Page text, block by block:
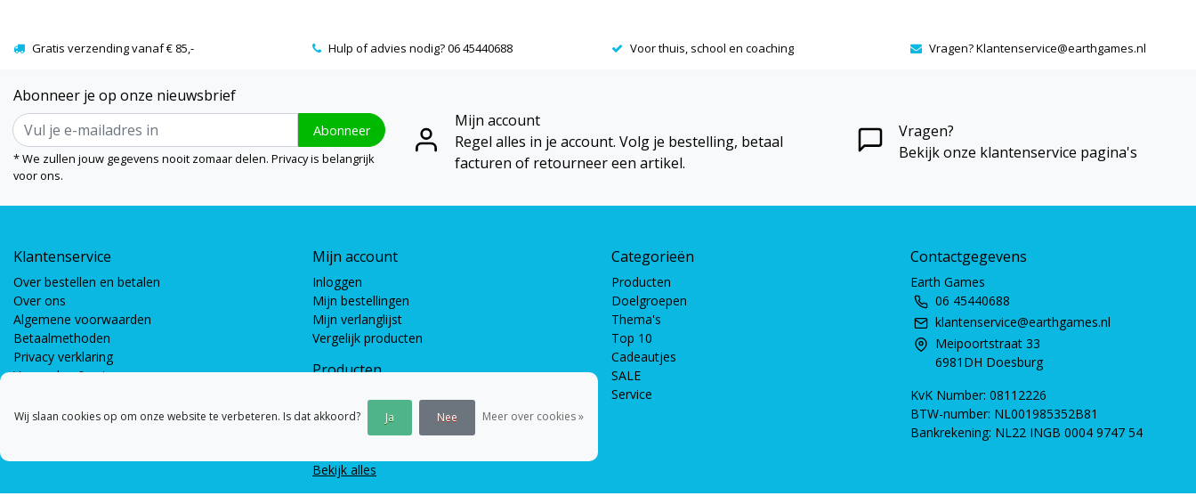
Gratis verzending vanaf € 85,- Hulp of advies nodig? 06 45440688 Voor thuis, school en coaching Vragen?Klantenservice@earthgames.nl
Abonneer je op onze nieuwsbrief
Abonneer
* We zullen jouw gegevens nooit zomaar delen. Privacy is belangrijk
voor ons.
Mijn account
Regel alles in je account. Volg je bestelling, betaal
facturen of retourneer een artikel.
Vragen?
Bekijk onze klantenservice pagina's
Klantenservice
Over bestellen en betalen
Over ons
Algemene voorwaarden
Betaalmethoden
Privacy verklaring
Verzenden & retourneren
Mijn account
Inloggen
Mijn bestellingen
Mijn verlanglijst
Vergelijk producten
Producten
Bewegingsspellen
Gespreksspellen
Bekijk alles
Categorieën
Producten
Doelgroepen
Thema's
Top 10
Cadeautjes
SALE
Service
Contactgegevens
Earth Games
06 45440688
klantenservice@earthgames.nl
Meipoortstraat 33
6981DH Doesburg
KvK Number: 08112226
BTW-number: NL001985352B81
Bankrekening: NL22 INGB 0004 9747 54
Wij slaan cookies op om onze website te verbeteren. Is dat akkoord? Ja Nee Meer over cookies »